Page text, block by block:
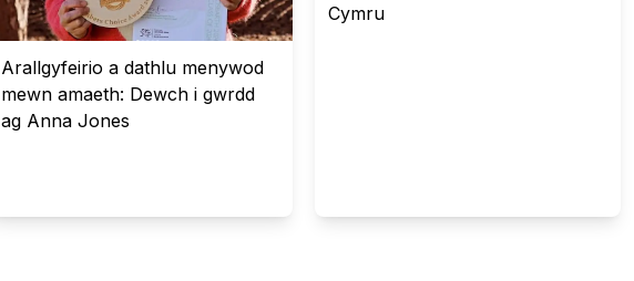
Arallgyfeirio a dathlu menywod
mewn amaeth: Dewch i gwrdd
ag Anna Jones
Cymru